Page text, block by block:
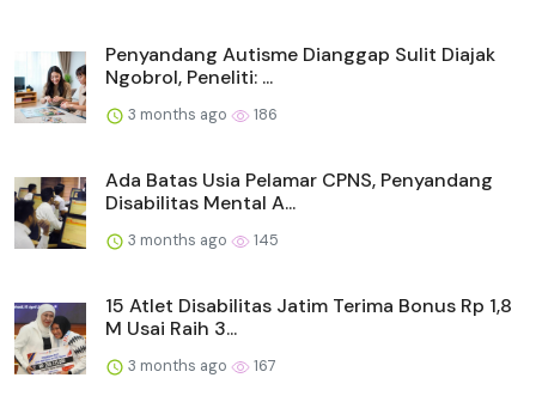
Penyandang Autisme Dianggap Sulit Diajak
Ngobrol, Peneliti: ...
3 months ago 186
Ada Batas Usia Pelamar CPNS, Penyandang
Disabilitas Mental A...
3 months ago 145
15 Atlet Disabilitas Jatim Terima Bonus Rp 1,8
M Usai Raih 3...
3 months ago 167